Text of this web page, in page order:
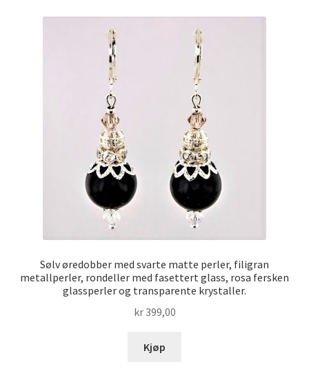
Sølv øredobber med svarte matte perler, filigran
metallperler, rondeller med fasettert glass, rosa fersken
glassperler og transparente krystaller.
kr399,00
Kjøp